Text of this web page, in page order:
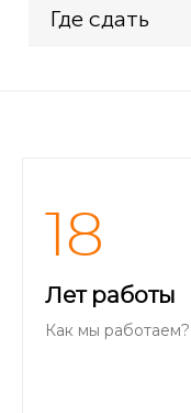
Где сдать
18
Лет работы
Как мы работаем?